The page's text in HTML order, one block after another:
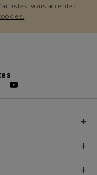
vous acceptez